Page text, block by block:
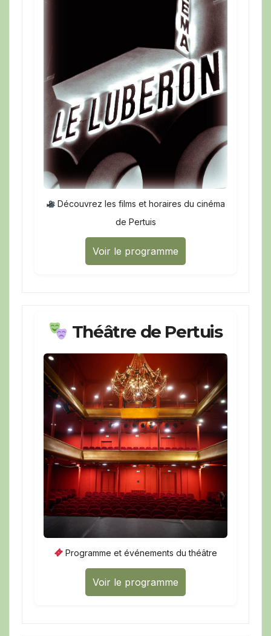
Découvrez les films et horaires du cinéma
de Pertuis
Voir le programme
Théâtre de Pertuis
Programme et événements du théâtre
Voir le programme